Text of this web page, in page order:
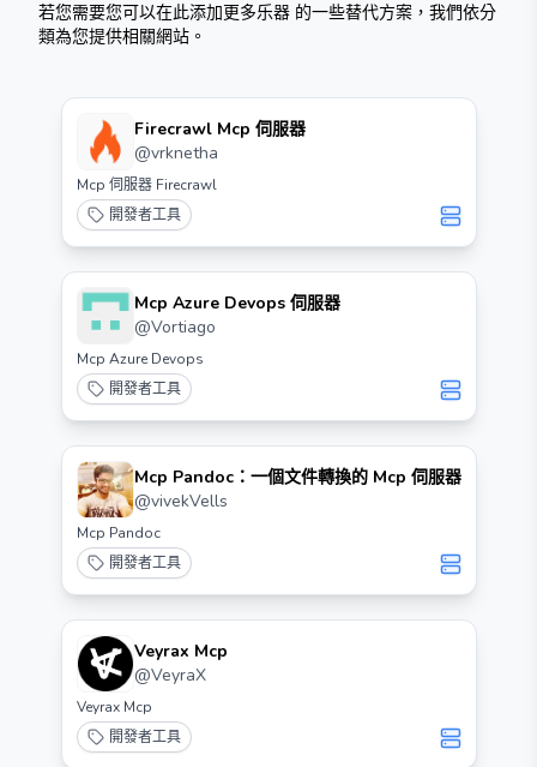
若您需要您可以在此添加更多乐器 的一些替代方案，我們依分
類為您提供相關網站。
Firecrawl Mcp 伺服器
@vrknetha
Mcp 伺服器 Firecrawl
開發者工具
Mcp Azure Devops 伺服器
@Vortiago
Mcp Azure Devops
開發者工具
Mcp Pandoc：一個文件轉換的 Mcp 伺服器
@vivekVells
Mcp Pandoc
開發者工具
Veyrax Mcp
@VeyraX
Veyrax Mcp
開發者工具